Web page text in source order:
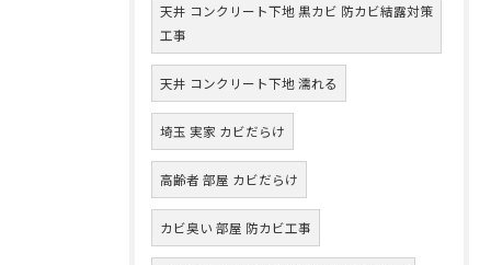
天井 コンクリート下地 黒カビ 防カビ結露対策
工事
天井 コンクリート下地 濡れる
埼玉 実家 カビだらけ
高齢者 部屋 カビだらけ
カビ臭い 部屋 防カビ工事